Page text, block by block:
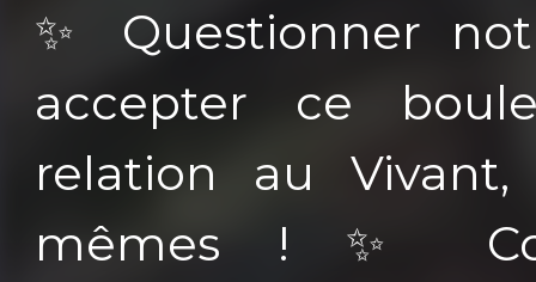
✨ Questionner
accepter ce
relation au
mêmes ! ✨